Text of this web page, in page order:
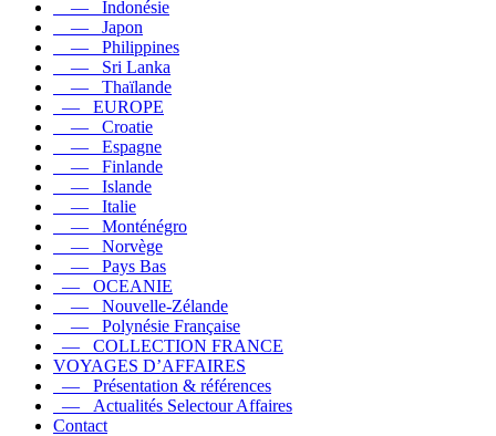
— Indonésie
— Japon
— Philippines
— Sri Lanka
— Thaïlande
— EUROPE
— Croatie
— Espagne
— Finlande
— Islande
— Italie
— Monténégro
— Norvège
— Pays Bas
— OCEANIE
— Nouvelle-Zélande
— Polynésie Française
— COLLECTION FRANCE
VOYAGES D’AFFAIRES
— Présentation & références
— Actualités Selectour Affaires
Contact